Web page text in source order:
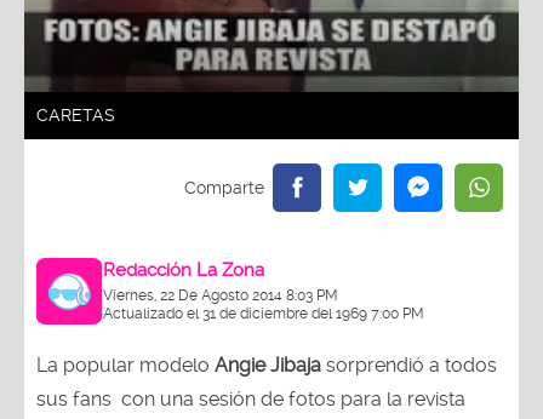
CARETAS
Redacción La Zona
Viernes, 22 De Agosto 2014 8:03 PM
Actualizado el 31 de diciembre del 1969 7:00 PM
La popular modelo Angie Jibaja sorprendió a todos
sus fans con una sesión de fotos para la revista